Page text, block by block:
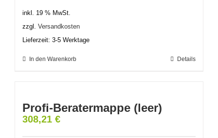
inkl. 19 % MwSt.
zzgl. Versandkosten
Lieferzeit: 3-5 Werktage
In den Warenkorb Details
Profi-Beratermappe (leer)
308,21 €